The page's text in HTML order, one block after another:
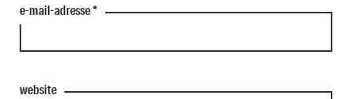
e-mail-adresse*
website